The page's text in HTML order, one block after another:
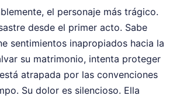
el personaje más trágico.
desde el primer acto. Sabe
sentimientos inapropiados hacia la
su matrimonio, intenta proteger
atrapada por las convenciones
Su dolor es silencioso. Ella